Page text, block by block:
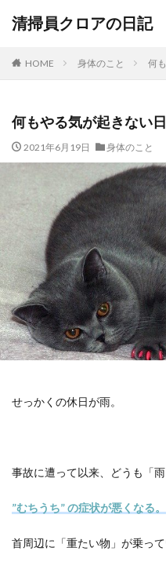
清掃員クロアの日記
HOME 身体のこと 何
何もやる気が起きない日
2021年6月19日 身体のこと
せっかくの休日が雨。
事故に遭って以来、どうも「雨
”むちうち”の症状が悪くなる。
首周辺に「重たい物」が乗って